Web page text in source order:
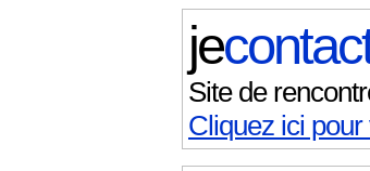
je
Site de
Cliquez ici